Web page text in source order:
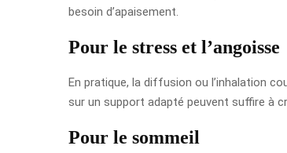
besoin d’apaisement.
Pour le stress et l’angoisse
En pratique, la diffusion ou l’inhalation
sur un support adapté peuvent suffire à
Pour le sommeil